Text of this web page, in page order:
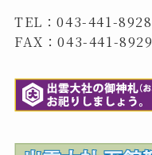
TEL：043-441-8928
FAX：043-441-8929